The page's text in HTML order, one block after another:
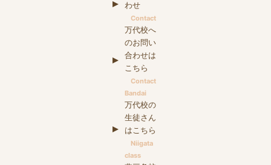
わせ
Contact
万代校へ
のお問い
合わせは
こちら
Contact
Bandai
万代校の
生徒さん
はこちら
Niigata
class